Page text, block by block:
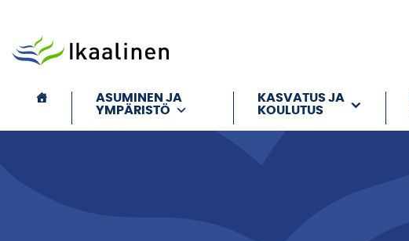
ASUMINEN JA
YMPÄRISTÖ
KASVATUS JA
KOULUTUS